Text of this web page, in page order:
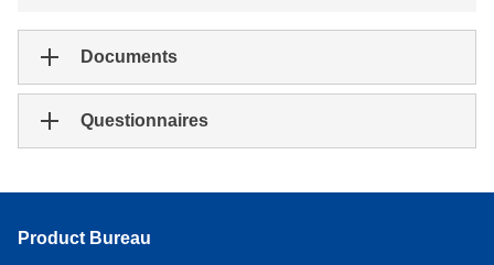
Documents
Questionnaires
Product Bureau